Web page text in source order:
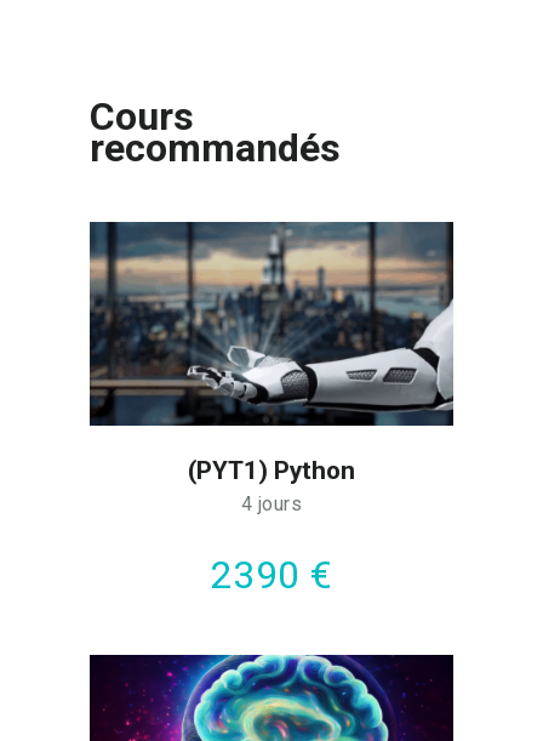
Cours
recommandés
(PYT1) Python
4 jours
2390 €